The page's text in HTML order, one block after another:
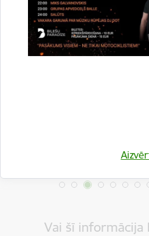
Dalīties
Vai šī informācija